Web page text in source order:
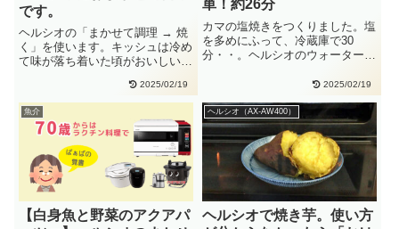
です。
ヘルシオの「まかせて調理 → 焼
く」を使います。キッシュは冷め
て味が落ち着いた頃がおいしい！
2025/02/19
単！約26分
カマの塩焼きをつくりました。塩
を多めにふって、冷蔵庫で30
分・・。ヘルシオのウォーターグ
2025/02/19
魚介
【白身魚と野菜のアクアパ
ヘルシオ（AX-AW400）
ヘルシオで焼き芋。使い方